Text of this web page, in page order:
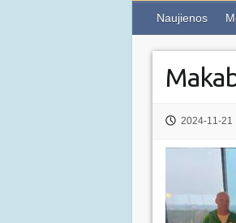
Naujienos
2024-11-21